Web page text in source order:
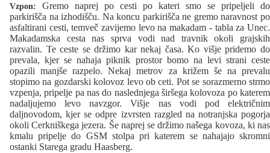
Vzpon:
Gremo naprej po cesti po kateri smo se pripeljeli do
parkirišča na izhodišču. Na koncu parkirišča ne gremo naravnost po
asfaltirani cesti, temveč zavijemo levo na makadam - tabla za Unec.
Makadamska cesta nas sprva vodi nad travnik okoli grajskih
razvalin. Te ceste se držimo kar nekaj časa. Ko višje pridemo do
prevala, kjer se nahaja piknik prostor bomo na levi strani ceste
opazili manjše razpelo. Nekaj metrov za križem še na prevalu
stopimo na gozdarski kolovoz levo ob ceti. Pot se sorazmerno strmo
vzpenja, pripelje pa nas do naslednjega širšega kolovoza po katerem
nadaljujemo levo navzgor. Višje nas vodi pod električnim
daljnovodom, kjer se odpre izvrsten razgled na notranjska pogorja
okoli Cerkniškega jezera. Še naprej se držimo našega kovoza, ki nas
kmalu pripelje do GSM stolpa pri katerem se nahajajo skromni
ostanki Starega gradu Haasberg.